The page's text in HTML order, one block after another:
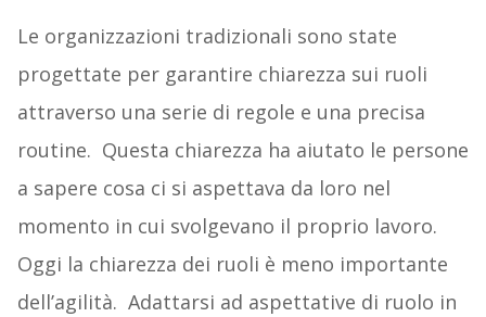
Le organizzazioni tradizionali sono state
progettate per garantire chiarezza sui ruoli
attraverso una serie di regole e una precisa
routine. Questa chiarezza ha aiutato le persone
a sapere cosa ci si aspettava da loro nel
momento in cui svolgevano il proprio lavoro.
Oggi la chiarezza dei ruoli è meno importante
dell’agilità. Adattarsi ad aspettative di ruolo in